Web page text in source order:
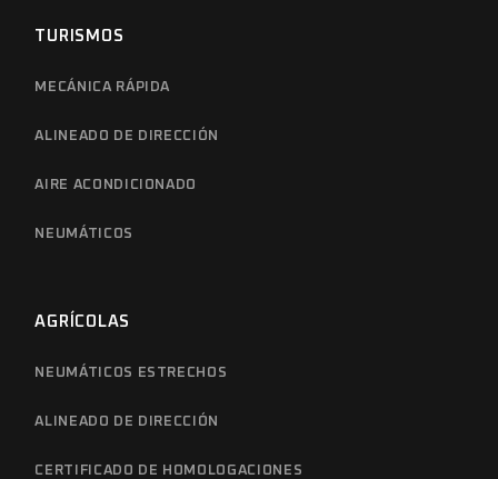
TURISMOS
MECÁNICA RÁPIDA
ALINEADO DE DIRECCIÓN
AIRE ACONDICIONADO
NEUMÁTICOS
AGRÍCOLAS
NEUMÁTICOS ESTRECHOS
ALINEADO DE DIRECCIÓN
CERTIFICADO DE HOMOLOGACIONES